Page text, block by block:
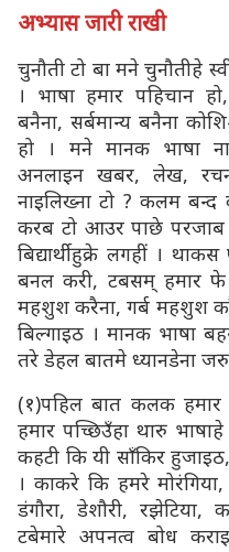
अभ्यास जारी राखी
चुनौती टो बा मने चुनौतीहे
। भाषा हमार पहिचान
बनैना, सर्बमान्य बनैना
हो । मने मानक भाषा
अनलाइन खबर, लेख,
नाइलिख्ना टो ? कलम बन्द
करब टो आउर पाछे परजाब
बिद्यार्थीहुक्रे लगहीं ।
बनल करी, टबसम् हमार
महशुश करैना, गर्ब महशुश
बिल्गाइठ । मानक भाषा
तरे डेहल बातमे ध्यानडेना
(१)पहिल बात कलक
हमार पच्छिउँहा थारु
कहटी कि यी साँकिर
। काकरे कि हमरे मोरंगिया,
डंगौरा, डेशौरी, रझेटिया,
टबेमारे अपनत्व बोध